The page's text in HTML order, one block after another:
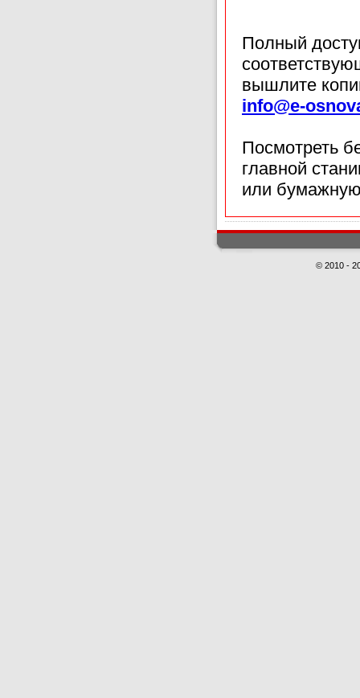
Полный
вышлите
info@e-
Посмотреть
главной
или
© 2010 -